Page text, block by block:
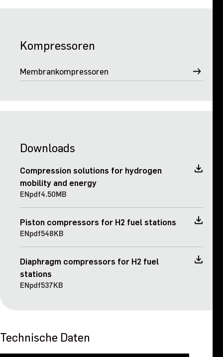
Kompressoren
Membrankompressoren
Downloads
Compression solutions for hydrogen
mobility and energy
ENpdf4.50MB
Piston compressors for H2 fuel stations
ENpdf548KB
Diaphragm compressors for H2 fuel
stations
ENpdf537KB
Technische Daten